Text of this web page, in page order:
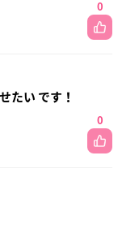
0
たい です！
0